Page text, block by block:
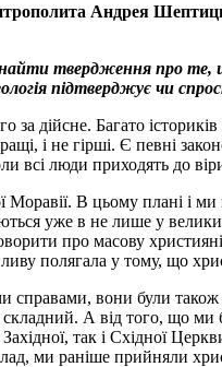
Андрея
твердження про те, що
підтверджує чи
дійсне. Багато
і не гірші. Є певні
всі люди приходять до
Моравії. В цьому плані
уже в не лише у
про масову
полягала у тому, що
справами, вони були
А від того, що
так і Східної
ми раніше прийняли